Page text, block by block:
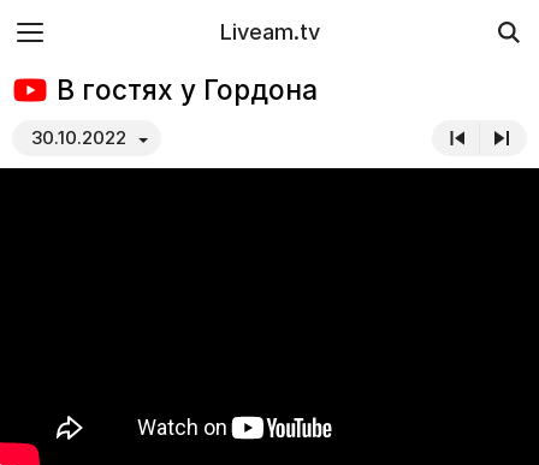
Liveam.tv
В гостях у Гордона
30.10.2022